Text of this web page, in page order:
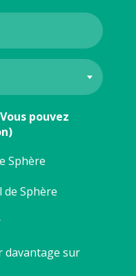
pouvez
Sphère
de Sphère
davantage sur